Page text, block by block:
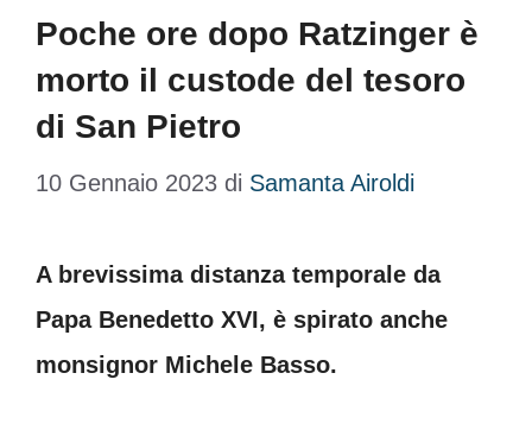
Poche ore dopo Ratzinger è
morto il custode del tesoro
di San Pietro
10 Gennaio 2023 di Samanta Airoldi
A brevissima distanza temporale da
Papa Benedetto XVI, è spirato anche
monsignor Michele Basso.